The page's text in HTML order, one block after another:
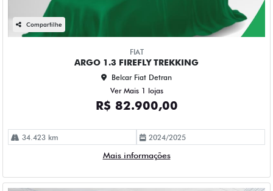
Compartilhe
FIAT
ARGO 1.3 FIREFLY TREKKING
Belcar Fiat Detran
Ver Mais 1 lojas
R$ 82.900,00
34.423 km 2024/2025
Mais informações